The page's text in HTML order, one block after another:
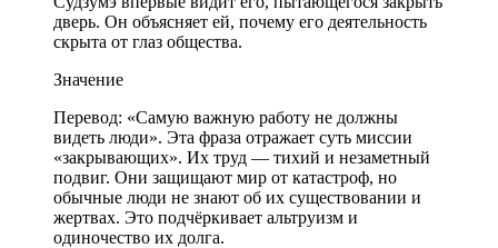
дверь. Он объясняет ей, почему его деятельность
скрыта от глаз общества.
Значение
Перевод: «Самую важную работу не должны
видеть люди». Эта фраза отражает суть миссии
«закрывающих». Их труд — тихий и незаметный
подвиг. Они защищают мир от катастроф, но
обычные люди не знают об их существовании и
жертвах. Это подчёркивает альтруизм и
одиночество их долга.